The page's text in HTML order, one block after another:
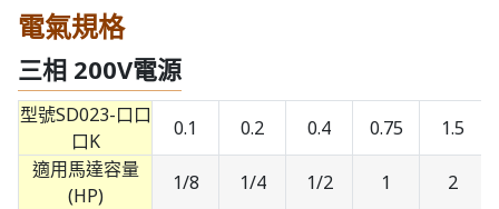
電氣規格
三相 200V電源
型號SD023-口口
口K
0.1 0.2 0.4 0.75
1.5
適用馬達容量
(HP)
1/8 1/4 1/2 1 2